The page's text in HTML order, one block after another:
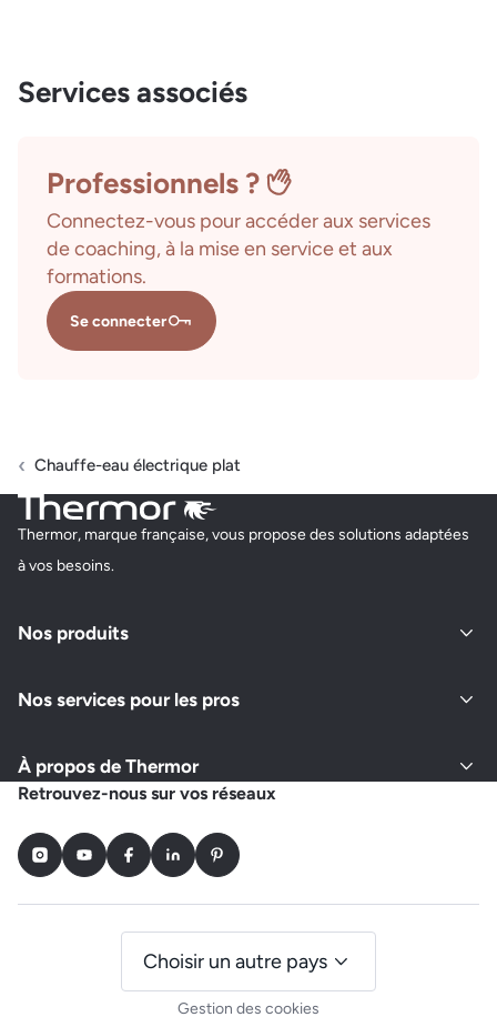
Services associés
Professionnels ?
Connectez-vous pour accéder aux services
de coaching, à la mise en service et aux
formations.
Se connecter
Chauffe-eau électrique plat
Thermor, marque française, vous propose des solutions adaptées
à vos besoins.
Nos produits
Nos services pour les pros
À propos de Thermor
Retrouvez-nous sur vos réseaux
InstagramYoutubeFacebookLinkedInPinterest
Gestion des cookies
Choisir un autre pays